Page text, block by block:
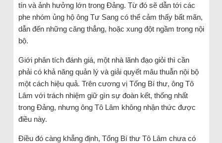
tín và ảnh hưởng lớn trong Đảng. Từ đó sẽ dẫn tới các
phe nhóm ủng hộ ông Tư Sang có thể cảm thấy bất mãn,
dẫn đến những căng thẳng, hoặc xung đột ngầm trong nội
bộ.
Giới phân tích đánh giá, một nhà lãnh đạo giỏi thì cần
phải có khả năng quản lý và giải quyết mâu thuẫn nội bộ
một cách hiệu quả. Trên cương vị Tổng Bí thư, ông Tô
Lâm với trách nhiệm giữ gìn sự đoàn kết, thống nhất
trong Đảng, nhưng ông Tô Lâm không nhận thức được
điều này.
Điều đó càng khẳng định, Tổng Bí thư Tô Lâm chưa có